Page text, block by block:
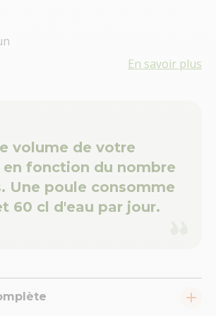
En savoir plus
volume de votre
en fonction du nombre
Une poule consomme
60 cl d'eau par jour.